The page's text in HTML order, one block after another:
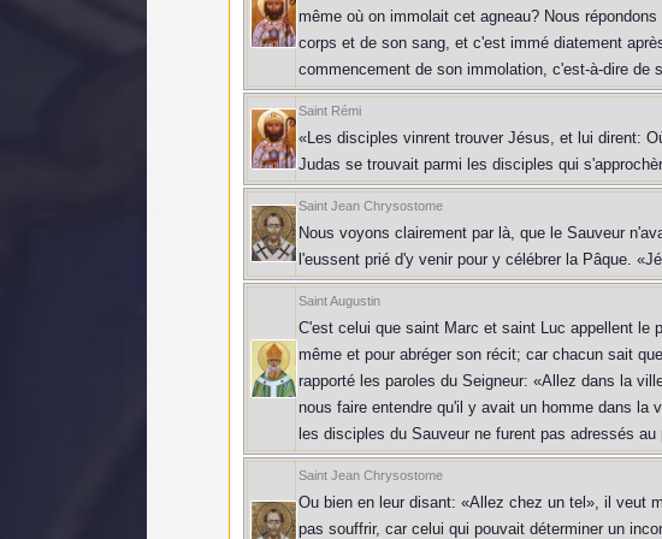
même où on immolait cet agneau? Nous
corps et de son sang, et c'est immé diatement
commencement de son immolation, c'est-à-dire de
Saint Rémi
«Les disciples vinrent trouver Jésus, et lui dirent:
Judas se trouvait parmi les disciples qui
Saint Jean Chrysostome
Nous voyons clairement par là, que le Sauveur
l'eussent prié d'y venir pour y célébrer la Pâque.
Saint Augustin
C'est celui que saint Marc et saint Luc appellent
même et pour abréger son récit; car chacun sait
rapporté les paroles du Seigneur: «Allez dans la
nous faire entendre qu'il y avait un homme dans la
les disciples du Sauveur ne furent pas adressés
Saint Jean Chrysostome
Ou bien en leur disant: «Allez chez un tel», il veut
pas souffrir, car celui qui pouvait déterminer un